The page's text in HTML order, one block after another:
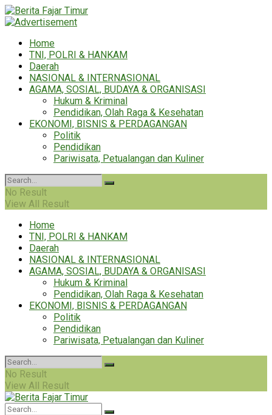
Home
TNI, POLRI & HANKAM
Daerah
NASIONAL & INTERNASIONAL
AGAMA, SOSIAL, BUDAYA & ORGANISASI
Hukum & Kriminal
Pendidikan, Olah Raga & Kesehatan
EKONOMI, BISNIS & PERDAGANGAN
Politik
Pendidikan
Pariwisata, Petualangan dan Kuliner
No Result
View All Result
Home
TNI, POLRI & HANKAM
Daerah
NASIONAL & INTERNASIONAL
AGAMA, SOSIAL, BUDAYA & ORGANISASI
Hukum & Kriminal
Pendidikan, Olah Raga & Kesehatan
EKONOMI, BISNIS & PERDAGANGAN
Politik
Pendidikan
Pariwisata, Petualangan dan Kuliner
No Result
View All Result